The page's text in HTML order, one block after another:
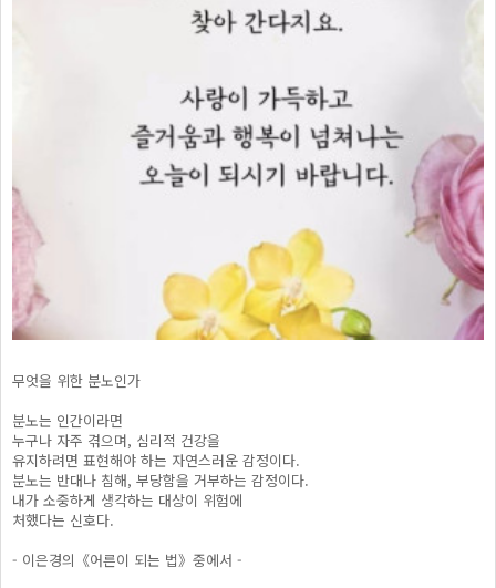
무엇을 위한 분노인가
분노는 인간이라면
누구나 자주 겪으며, 심리적 건강을
유지하려면 표현해야 하는 자연스러운 감정이다.
분노는 반대나 침해, 부당함을 거부하는 감정이다.
내가 소중하게 생각하는 대상이 위험에
처했다는 신호다.
- 이은경의《어른이 되는 법》중에서 -